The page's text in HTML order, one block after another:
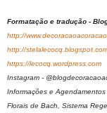
Formatação e tradução -
http://
http://
https://lecocq.wordpress.com
Instagram -
Informações e
Florais de Bach, Sistema